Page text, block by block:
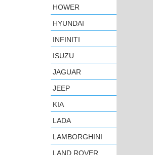
HOWER
HYUNDAI
INFINITI
ISUZU
JAGUAR
JEEP
KIA
LADA
LAMBORGHINI
LAND ROVER